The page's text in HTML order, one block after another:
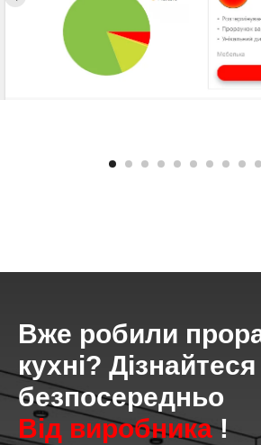
Вже робили
кухні? Дізнайтеся
безпосередньо
Від виробника!